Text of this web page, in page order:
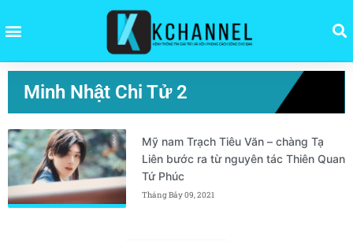
Minh Nhật Chi Tử 2
Mỹ nam Trạch Tiêu Văn – chàng Tạ
Liên bước ra từ nguyên tác Thiên Quan
Tứ Phúc
Tháng Bảy 09, 2021